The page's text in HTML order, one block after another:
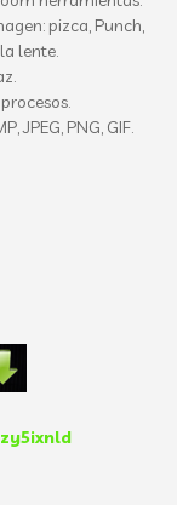
pizca, Punch,
lente.
JPEG, PNG, GIF.